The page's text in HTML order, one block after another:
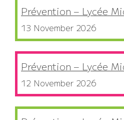
Prévention – Lycée
13 November 2026
Prévention – Lycée
12 November 2026